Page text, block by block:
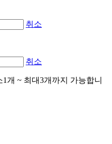
취소
취소
개 ~ 최대3개까지 가능합니